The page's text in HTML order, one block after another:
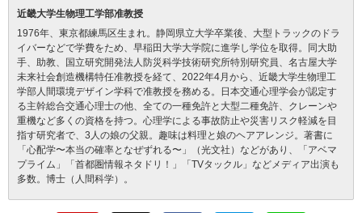
近畿大学生物理工学部准教授
1976年、東京都練馬区生まれ。静岡県立大学卒業後、大型トラックのドラ
イバーなどで学費をため、早稲田大学大学院に進学し学位を取得。同大助
手、助教、国立研究開発法人防災科学技術研究所特別研究員、名古屋大学
未来社会創造機構特任准教授を経て、2022年4月から、近畿大学生物理工
学部人間環境デザイン学科で准教授を務める。日本交通心理学会が認定す
る主幹総合交通心理士の他、全ての一種免許と大型二種免許、クレーンや
重機など多くの資格を持つ。心理学による事故防止や災害リスク軽減を目
指す研究者で、3人の娘の父親。趣味は料理と娘のヘアアレンジ。著書に
「心配学〜本当の確率となぜずれる〜」（光文社）などがあり、「アベマ
プライム」「首都圏情報ネタドリ！」「TVタックル」などメディア出演も
多数。博士（人間科学）。